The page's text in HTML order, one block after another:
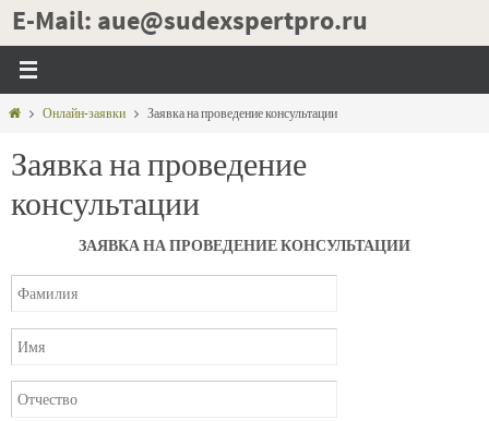
E-Mail: aue@sudexspertpro.ru
Главная
Онлайн-заявки Заявка на проведение консультации
Заявка на проведение
консультации
ЗАЯВКА НА ПРОВЕДЕНИЕ КОНСУЛЬТАЦИИ